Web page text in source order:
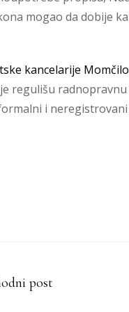
mogao da dobije
kancelarije
regulišu
i
post